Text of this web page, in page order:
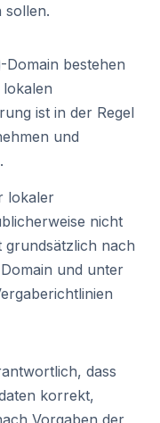
sollen.
-Domain bestehen
ist in der Regel
und
lokaler
nicht
nach
und unter
dass
korrekt,